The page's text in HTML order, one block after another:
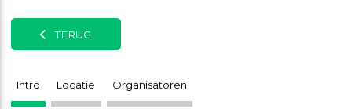
TERUG
Intro Locatie Organisatoren